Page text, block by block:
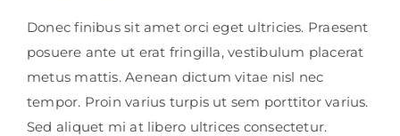
Donec finibus sit amet orci eget ultricies. Praesent
posuere ante ut erat fringilla, vestibulum placerat
metus mattis. Aenean dictum vitae nisl nec
tempor. Proin varius turpis ut sem porttitor varius.
Sed aliquet mi at libero ultrices consectetur.